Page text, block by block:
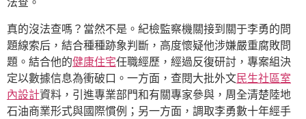
真的沒法查嗎？當然不是。紀檢監察機關接到關于李勇的問
題線索后，結合種種跡象判斷，高度懷疑他涉嫌嚴重腐敗問
題。結合他的健康住宅任職經歷，經過反復研討，專案組決
定以數據信息為衝破口。一方面，查閱大批外文民生社區室
內設計資料，引進專業部門和有關專家參與，周全清楚陸地
石油商業形式與國際慣例；另一方面，調取李勇數十年經手